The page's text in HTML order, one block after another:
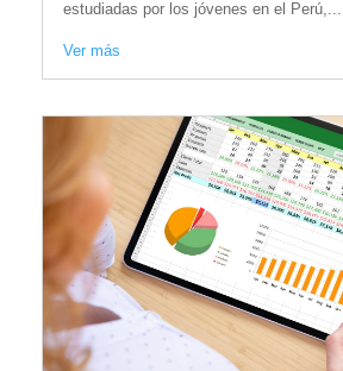
estudiadas por los jóvenes en el Perú,...
Ver más